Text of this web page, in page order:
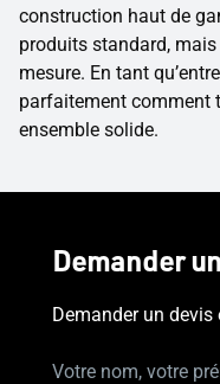
construction haut de
produits standard,
mesure. En tant
parfaitement comment
ensemble solide.
Demander
Demander un
Votre nom, votre